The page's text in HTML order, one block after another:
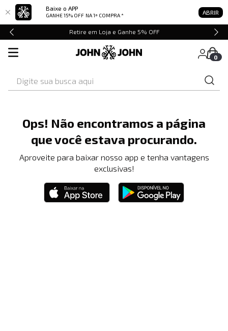
Baixe o APP
GANHE 15% OFF NA 1ª COMPRA * ABRIR
Retire em Loja e Ganhe 5% OFF
0
Ops! Não encontramos a página
que você estava procurando.
Aproveite para baixar nosso app e tenha vantagens
exclusivas!